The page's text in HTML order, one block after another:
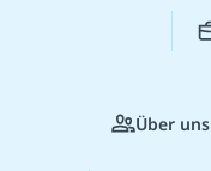
Über uns